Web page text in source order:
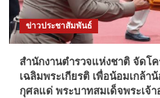
ข่าวประชาสัมพันธ์
สำนักงานตำรวจแห่งชาติ จัดโ
เฉลิมพระเกียรติ เพื่อน้อมเกล้า
กุศลแด่ พระบาทสมเด็จพระเจ้